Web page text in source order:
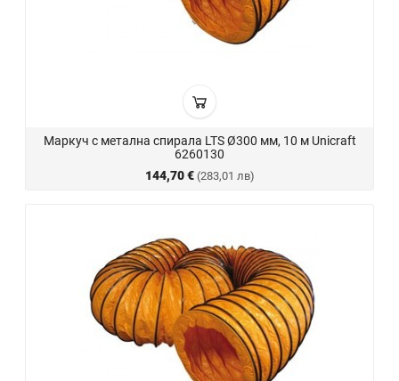
Маркуч с метална спирала LTS Ø300 мм, 10 м Unicraft
6260130
144,70 € (283,01 лв)